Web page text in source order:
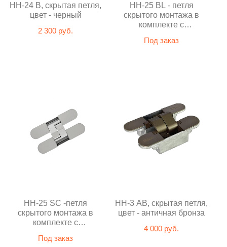
HH-24 B, скрытая петля,
цвет - черный
2 300 руб.
HH-25 BL - петля
скрытого монтажа в
комплекте с
накладками (черный)
Под заказ
HH-25 SС -петля
скрытого монтажа в
комплекте с
накладками (матовый
Под заказ
HH-3 AB, скрытая петля,
цвет - античная бронза
4 000 руб.